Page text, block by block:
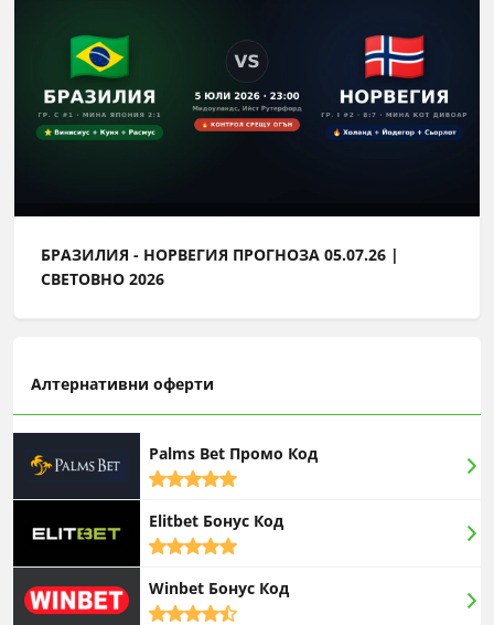
БРАЗИЛИЯ - НОРВЕГИЯ ПРОГНОЗА 05.07.26 |
СВЕТОВНО 2026
Алтернативни оферти
Palms Bet Промо Код
5,0
Elitbet Бонус Код
5,0
Winbet Бонус Код
4,5